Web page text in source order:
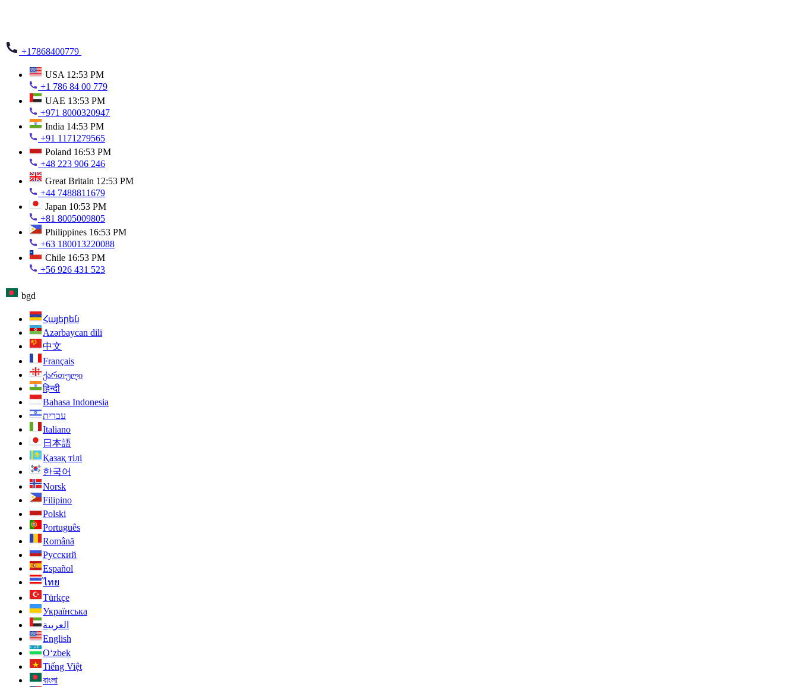
+17868400779
USA 12:53 PM
+1 786 84 00 779
UAE 13:53 PM
+971 8000320947
India 14:53 PM
+91 1171279565
Poland 16:53 PM
+48 223 906 246
Great Britain 12:53 PM
+44 7488811679
Japan 10:53 PM
+81 8005009805
Philippines 16:53 PM
+63 180013220088
Chile 16:53 PM
+56 926 431 523
bgd
Հայերեն
Azərbaycan dili
中文
Français
ქართული
हिन्दी
Bahasa Indonesia
עברית
Italiano
日本語
Қазақ тілі
한국어
Norsk
Filipino
Polski
Português
Română
Русский
Español
ไทย
Türkçe
Українська
العربية
English
O‘zbek
Tiếng Việt
বাংলা